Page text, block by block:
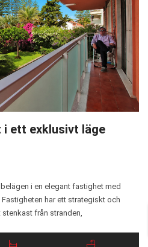
i ett exklusivt läge
i en elegant fastighet med
har ett strategiskt och
från stranden,
av en rymlig entréhall, ett ljust